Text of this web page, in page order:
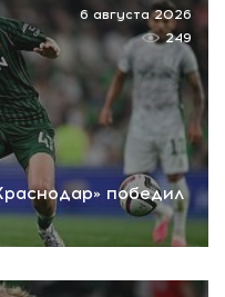
победил
6 августа 2026
249